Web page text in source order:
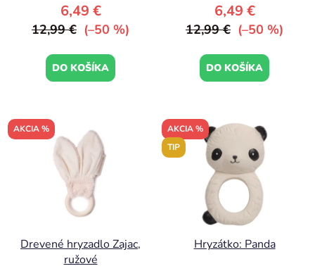
6,49 €
12,99 € (–50 %)
DO KOŠÍKA
6,49 €
12,99 € (–50 %)
DO KOŠÍKA
AKCIA %
Drevené hryzadlo Zajac,
ružové
AKCIA %
TIP
Hryzátko: Panda